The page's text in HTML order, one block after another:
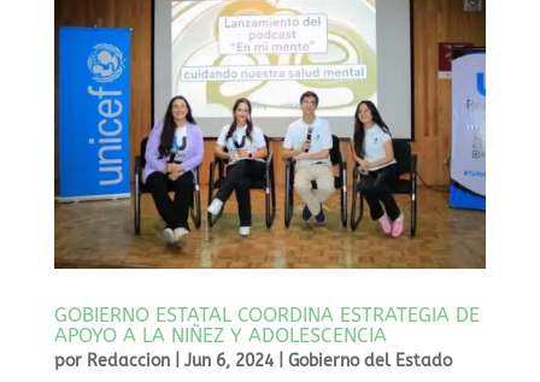
GOBIERNO ESTATAL COORDINA ESTRATEGIA DE
APOYO A LA NIÑEZ Y ADOLESCENCIA
por Redaccion| Jun 6, 2024| Gobierno del Estado